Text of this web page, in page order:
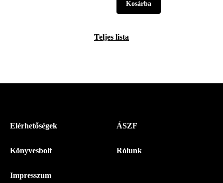
Teljes lista
Menü
Magyar
-
Elérhetőségek
Könyvesbolt
Impresszum
ÁSZF
Rólunk